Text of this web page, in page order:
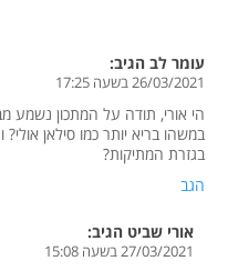
עומר לב הגיב:
26/03/2021 בשעה 17:25
הי אורי, תודה על המתכון
במשהו בריא יותר כמו סילאן
בגזרת המתיקות?
הגב
אורי שביט הגיב:
27/03/2021 בשעה 15:08